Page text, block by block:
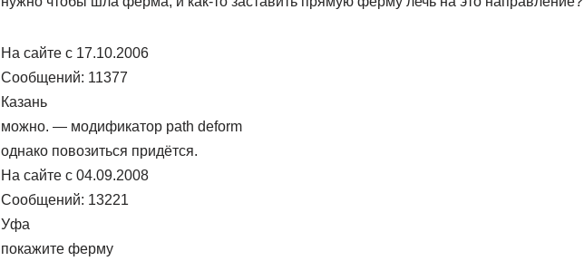
На сайте c 17.10.2006
Сообщений: 11377
Казань
можно. — модификатор path deform
однако повозиться придётся.
На сайте c 04.09.2008
Сообщений: 13221
Уфа
покажите ферму